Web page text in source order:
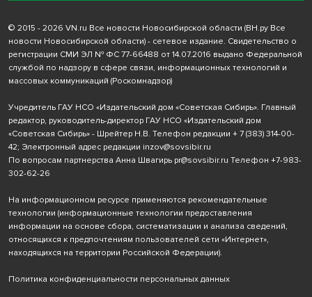
© 2015 - 2026 VN.ru Все новости Новосибирской области (ВН.ру Все
новости Новосибирской области) - сетевое издание. Свидетельство о
регистрации СМИ ЭЛ № ФС 77-66488 от 14.07.2016 выдано Федеральной
службой по надзору в сфере связи, информационных технологий и
массовых коммуникаций (Роскомнадзор)
Учредитель ГАУ НСО «Издательский дом «Советская Сибирь». Главный
редактор, руководитель-директор ГАУ НСО «Издательский дом
«Советская Сибирь» - Шрейтер Н.В. Телефон редакции + 7 (383) 314-00-
42; Электронный адрес редакции inzov@sovsibir.ru
По вопросам партнерства Анна Швагирь pr@sovsibir.ru Телефон +7-983-
302-62-26
На информационном ресурсе применяются рекомендательные
технологии (информационные технологии предоставления
информации на основе сбора, систематизации и анализа сведений,
относящихся к предпочтениям пользователей сети «Интернет»,
находящихся на территории Российской Федерации).
Политика конфиденциальности персональных данных